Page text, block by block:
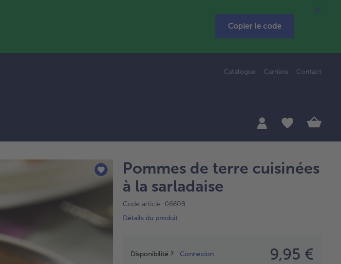
Copier le code
Catalogue Carrière Contact
Pommes de terre cuisinées
à la sarladaise
Code article 06608
Détails du produit
Disponibilité ? Connexion 9,95 €